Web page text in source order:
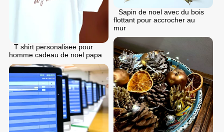
Sapin de noel avec du bois
flottant pour accrocher au
mur
T shirt personalisee pour
homme cadeau de noel papa